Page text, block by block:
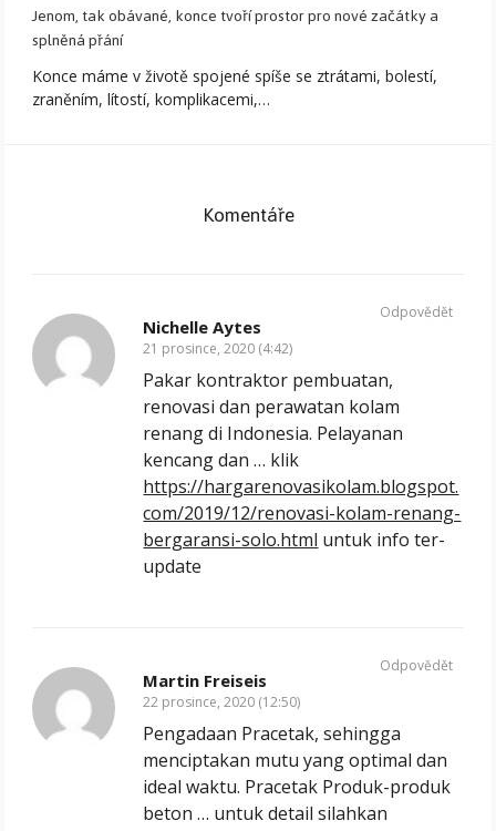
Jenom, tak obávané, konce tvoří prostor pro nové začátky a
splněná přání
Konce máme v životě spojené spíše se ztrátami, bolestí,
zraněním, lítostí, komplikacemi,…
Komentáře
Nichelle Aytes
21 prosince, 2020 (4:42)
Pakar kontraktor pembuatan,
renovasi dan perawatan kolam
renang di Indonesia. Pelayanan
kencang dan … klik
https://hargarenovasikolam.blogspot.
com/2019/12/renovasi-kolam-renang-
bergaransi-solo.html untuk info ter-
update
Odpovědět
Martin Freiseis
22 prosince, 2020 (12:50)
Pengadaan Pracetak, sehingga
menciptakan mutu yang optimal dan
ideal waktu. Pracetak Produk-produk
beton … untuk detail silahkan
Odpovědět